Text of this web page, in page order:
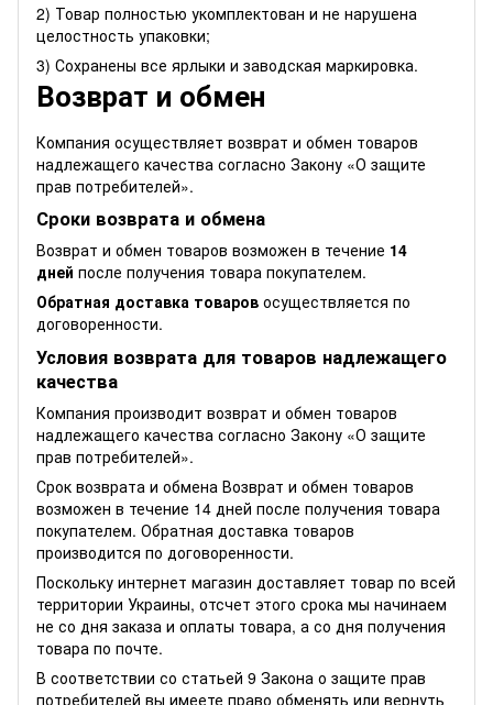
2) Товар полностью укомплектован и не нарушена
целостность упаковки;
3) Сохранены все ярлыки и заводская маркировка.
Возврат и обмен
Компания осуществляет возврат и обмен товаров
надлежащего качества согласно Закону «О защите
прав потребителей».
Сроки возврата и обмена
Возврат и обмен товаров возможен в течение 14
дней после получения товара покупателем.
Обратная доставка товаров осуществляется по
договоренности.
Условия возврата для товаров надлежащего
качества
Компания производит возврат и обмен товаров
надлежащего качества согласно Закону «О защите
прав потребителей».
Срок возврата и обмена Возврат и обмен товаров
возможен в течение 14 дней после получения товара
покупателем. Обратная доставка товаров
производится по договоренности.
Поскольку интернет магазин доставляет товар по всей
территории Украины, отсчет этого срока мы начинаем
не со дня заказа и оплаты товара, а со дня получения
товара по почте.
В соответствии со статьей 9 Закона о защите прав
потребителей вы имеете право обменять или вернуть